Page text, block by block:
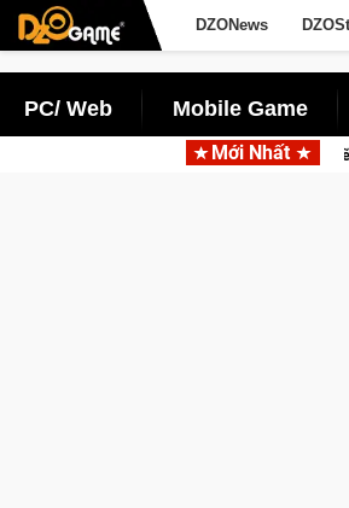
DZONews
PC/ Web Mobile Game
Mới Nhất
bị của game thủ Crossfire sẽ lộng lẫy ánh đèn